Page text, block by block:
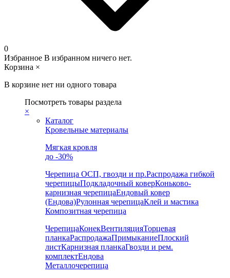
0
Избранное В избранном ничего нет.
Корзина ×
В корзине нет ни одного товара
Посмотреть товары раздела
×
Каталог
Кровельные материалы
Мягкая кровля
до -30%
Черепица ОСП, гвозди и пр.Распродажа гибкой
черепицыПодкладочный коверКоньково-
карнизная черепицаЕндовый ковер
(Ендова)Рулонная черепицаКлей и мастика
Композитная черепица
ЧерепицаКонекВентиляцияТорцевая
планкаРаспродажаПримыканиеПлоский
листКарнизная планкаГвозди и рем.
комплектЕндова
Металлочерепица